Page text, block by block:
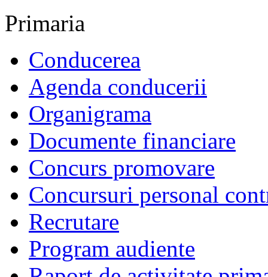
Primaria
Conducerea
Agenda conducerii
Organigrama
Documente financiare
Concurs promovare
Concursuri personal
Recrutare
Program audiente